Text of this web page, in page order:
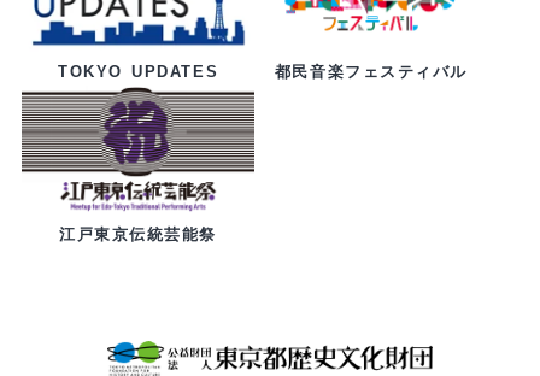
TOKYO UPDATES 都民音楽フェスティバル
江戸東京伝統芸能祭